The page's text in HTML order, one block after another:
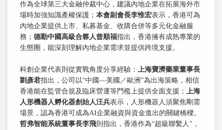
作為全球第三大金融仲裁中心，建議內地企業在拓展海外市
場時加強知識產權保護； 本會副會長李惟宏表示，香港可為
內地企業提供上市、私募基金、收購合併等多元化金融服
務； 德勤中國高級合夥人曾順福指出，香港擁有成熟專業的
生態圈，能深刻理解內地企業需求並提供跨境支援。
科創企業代表則從實戰角度分享經驗： 上海寶濟藥業董事長
劉彥君指出，公司以“中國—美國／歐洲”為出海策略，相信
香港能在監管合規及臨床營運等門檻上提供全面支援； 上海
人形機器人孵化器創始人汪兵表示，人形機器人須聚焦剛需
場景，認為香港可成為AI企業融資與資金進出的關鍵橋樑。
哲弗智能系統董事長李飛則指出，香港作為“超級聯繫人”，